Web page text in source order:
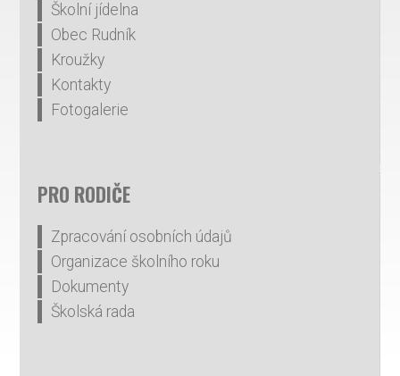
Školní jídelna
Obec Rudník
Kroužky
Kontakty
Fotogalerie
PRO RODIČE
Zpracování osobních údajů
Organizace školního roku
Dokumenty
Školská rada